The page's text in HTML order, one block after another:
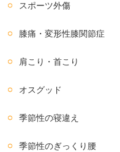
スポーツ外傷
膝痛・変形性膝関節症
肩こり・首こり
オスグッド
季節性の寝違え
季節性のぎっくり腰